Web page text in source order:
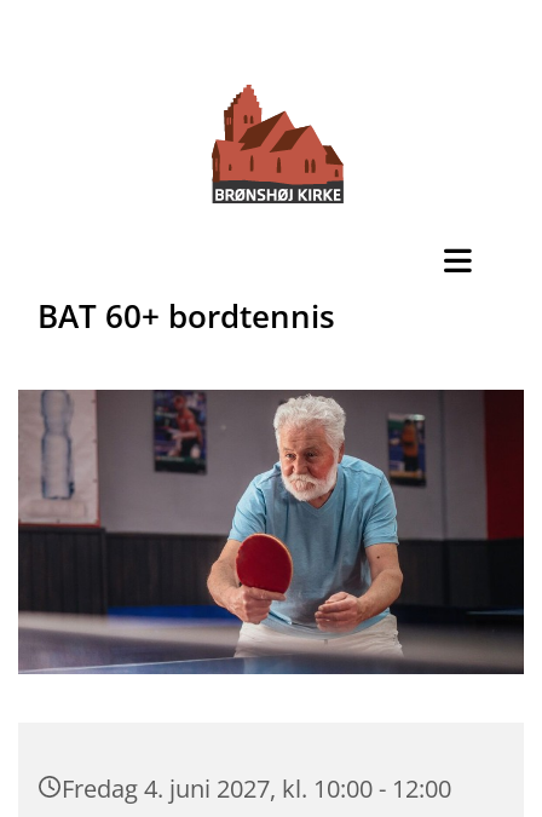
BAT 60+ bordtennis
Fredag 4. juni 2027, kl. 10:00 - 12:00